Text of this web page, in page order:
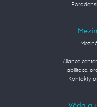
Aliance
Habilitace,
Kontakty
Věda a